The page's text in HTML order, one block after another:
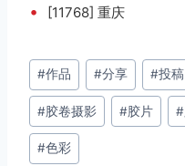
• [11768] 重庆
文
章
标
签：
#作品 #分享 #投稿
#胶卷摄影 #胶片 #
#色彩